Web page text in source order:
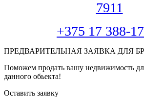
7911
+375 17 388-
ПРЕДВАРИТЕЛЬНАЯ ЗАЯВКА ДЛЯ
Поможем продать вашу недвижимость
данного обьекта!
Оставить заявку